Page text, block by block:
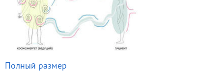
Полный размер